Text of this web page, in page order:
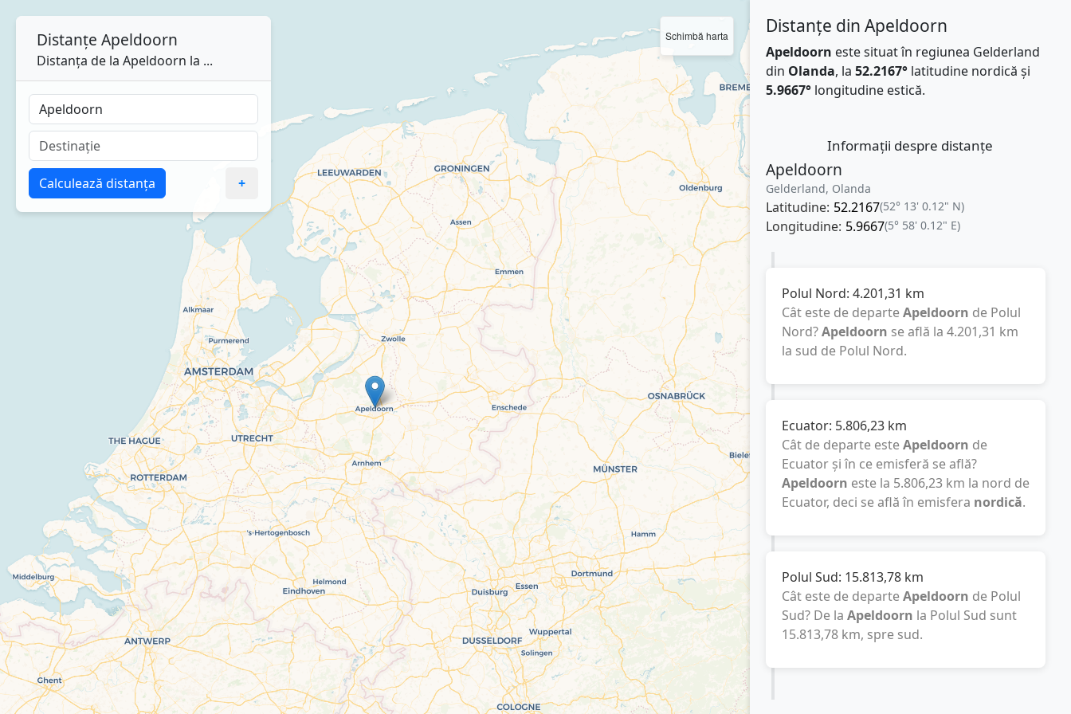
Schimbă harta Distanțe din Apeldoorn
Apeldoorn este situat în regiunea Gelderland
din Olanda, la 52.2167°latitudine nordică și
5.9667°longitudine estică.
Informații despre distanțe
Apeldoorn
Gelderland, Olanda
Latitudine: 52.2167(52° 13' 0.12" N)
Longitudine: 5.9667(5° 58' 0.12" E)
Polul Nord: 4.201,31 km
Cât este de departeApeldoorn de Polul
Nord?Apeldoorn se află la 4.201,31 km
la sud de Polul Nord.
Ecuator: 5.806,23 km
Cât de departe esteApeldoorn de
Ecuator și în ce emisferă se află?
Apeldoorn este la 5.806,23 km la nord de
Ecuator, deci se află în emisfera nordică.
Polul Sud: 15.813,78 km
Cât este de departeApeldoorn de Polul
Sud? De la Apeldoorn la Polul Sud sunt
15.813,78 km, spre sud.
Distanțe Apeldoorn
Distanța de la Apeldoorn la ...
Calculează distanța +